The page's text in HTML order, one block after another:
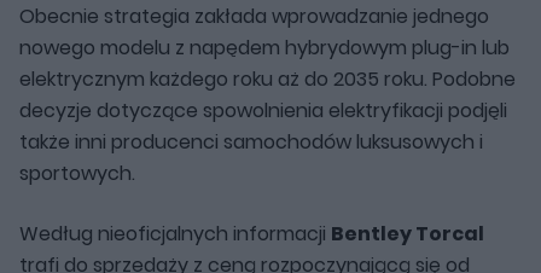
Obecnie strategia zakłada wprowadzanie jednego
nowego modelu z napędem hybrydowym plug-in lub
elektrycznym każdego roku aż do 2035 roku. Podobne
decyzje dotyczące spowolnienia elektryfikacji podjęli
także inni producenci samochodów luksusowych i
sportowych.
Według nieoficjalnych informacji Bentley Torcal
trafi do sprzedaży z ceną rozpoczynającą się od